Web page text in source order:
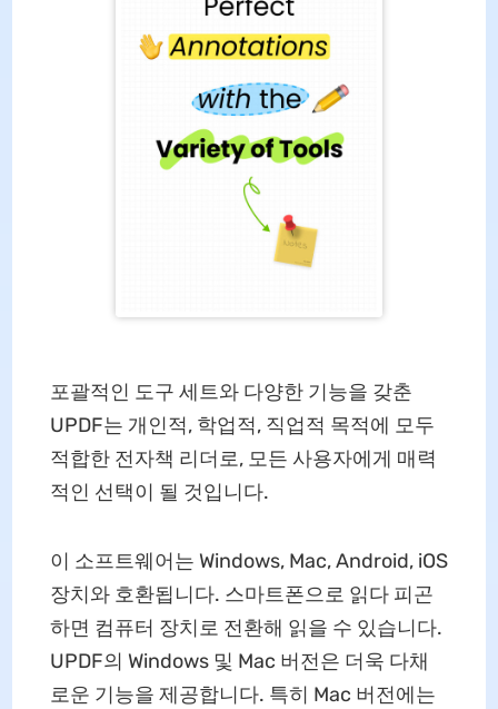
포괄적인 도구 세트와 다양한 기능을 갖춘
UPDF는 개인적, 학업적, 직업적 목적에 모두
적합한 전자책 리더로, 모든 사용자에게 매력
적인 선택이 될 것입니다.
이 소프트웨어는 Windows, Mac, Android, iOS
장치와 호환됩니다. 스마트폰으로 읽다 피곤
하면 컴퓨터 장치로 전환해 읽을 수 있습니다.
UPDF의 Windows 및 Mac 버전은 더욱 다채
로운 기능을 제공합니다. 특히 Mac 버전에는